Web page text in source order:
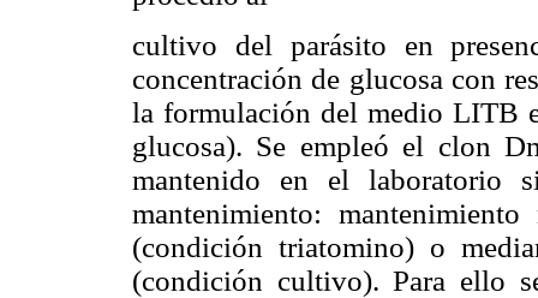
cultivo del parásito en
concentración de glucosa con
la formulación del medio LITB
glucosa). Se empleó el clon
mantenido en el laboratorio
mantenimiento:
(condición triatomino) o
(condición cultivo). Para ello